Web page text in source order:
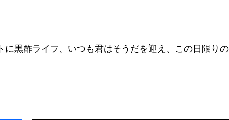
黒酢ライフ、いつも君はそうだを迎え、この日限りの